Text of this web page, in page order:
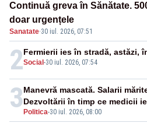
Continuă greva în Sănătate.
doar urgențele
Sanatate·30 iul. 2026, 07:51
2Social -30 iul. 2026, 07:54
Fermierii ies în stradă, astăzi,
3 Politica-30 iul. 2026, 08:00
Manevră mascată. Salarii
Dezvoltării în timp ce medicii